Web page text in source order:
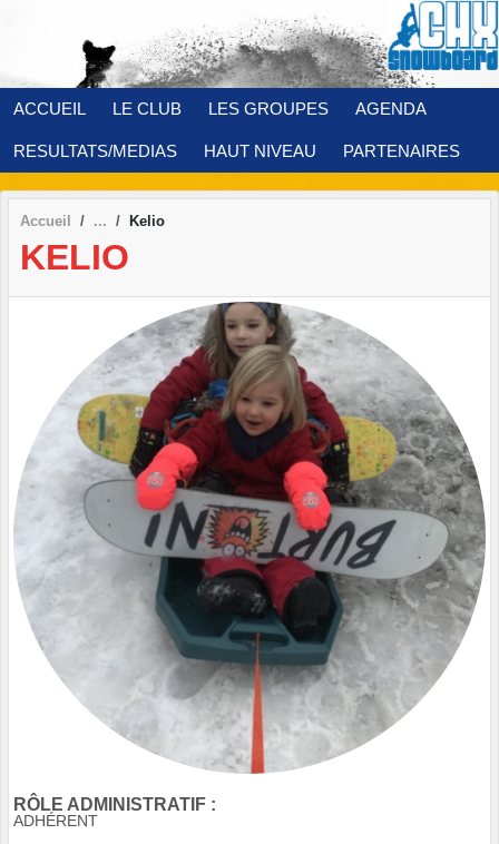
ACCUEIL LE CLUB LES GROUPES AGENDA
RESULTATS/MEDIAS HAUT NIVEAU PARTENAIRES
Accueil Kelio
KELIO
RÔLE ADMINISTRATIF :
ADHÉRENT